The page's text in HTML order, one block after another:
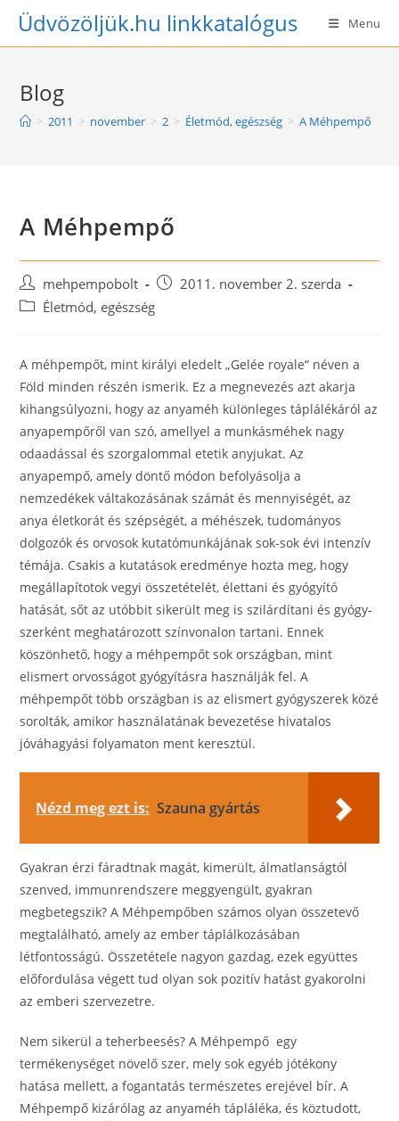
SkipÜdvözöljük.hu linkkatalógus Menu
Blog
> 2011 > november > 2 > Életmód, egészség > A Méhpempő
A Méhpempő
Post
author:
mehpempobolt
Post2011. november 2. szerda
PostÉletmód, egészség
A méhpempőt, mint királyi eledelt „Gelée royale“ néven a
Föld minden részén ismerik. Ez a megneve­zés azt akarja
kihangsúlyozni, hogy az anyaméh kü­lönleges táplálékáról az
anyapempőről van szó, amellyel a munkásméhek nagy
odaadással és szorga­lommal etetik anyjukat. Az
anyapempő, amely döntő módon befolyásolja a
nemzedékek váltakozásának számát és mennyiségét, az
anya életkorát és szépsé­gét, a méhészek, tudományos
dolgozók és orvosok kutatómunkájának sok-sok évi intenzív
témája. Csakis a kutatások eredménye hozta meg, hogy
megállapí­totok vegyi összetételét, élettani és gyógyító
hatását, sőt az utóbbit sikerült meg is szilárdítani és gyógy­
szerként meghatározott színvonalon tartani. Ennek
köszönhető, hogy a méhpempőt sok országban, mint
elismert orvosságot gyógyításra használják fel. A
méhpempőt több országban is az elismert gyógy­szerek közé
sorolták, amikor használatának beveze­tése hivatalos
jóváhagyási folyamaton ment keresztül.
Nézd meg ezt is: Szauna gyártás
Gyakran érzi fáradtnak magát, kimerült, álmatlanságtól
szenved, immunrendszere meggyengült, gyakran
megbetegszik? A Méhpempőben számos olyan összetevő
megtalálható, amely az ember táplálkozásában
létfontosságú. Összetétele nagyon gazdag, ezek együttes
előfordulása végett tud olyan sok pozitív hatást gyakorolni
az emberi szervezetre.
Nem sikerül a teherbeesés? A Méhpempő egy
termékenységet növelő szer, mely sok egyéb jótékony
hatása mellett, a fogantatás természetes erejével bír. A
Méhpempő kizárólag az anyaméh tápláléka, és köztudott,